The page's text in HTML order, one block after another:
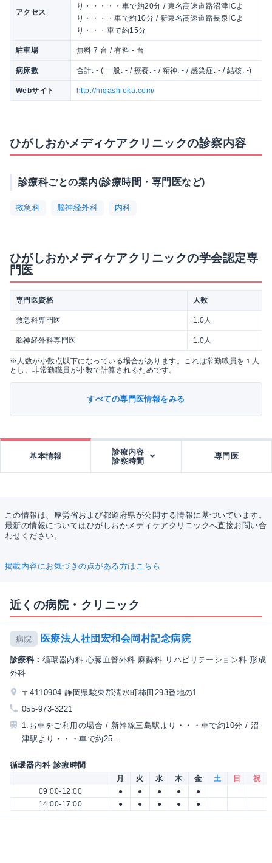
アクセス
り・・・・・車で約20分 / 東名高速道路沼津ICよ
り・・・・車で約10分 / 新東名高速道路長泉ICよ
り・・・車で約15分
駐車場 無料 7 台 / 有料 - 台
病床数 合計: - ( 一般: - / 療養: - / 精神: - / 感染症: - / 結核: -)
Webサイト http://higashioka.com/
ひがしおかメディケアクリニックの診察内容
診療科ごとの案内(診療時間・専門医など)
救急科 脳神経外科 内科
ひがしおかメディケアクリニックの学会認定専
門医
専門医資格 人数
救急科専門医 1.0人
脳神経外科専門医 1.0人
※人数が小数点以下になっている場合があります。これは常勤職員を１人
とし、非常勤職員が小数で計算されるためです。
すべての専門医情報をみる
基本情報
診療内容
診察時間
専門医
この情報は、厚労省および都道府県が公開する情報に基づいています。
最新の情報についてはひがしおかメディケアクリニックへ直接お問い合
わせください。
掲載内容にお気づきの点がある方はこちら
近くの病院・クリニック
病院 医療法人社団宏和会岡村記念病院
診療科： 循環器内科 心臓血管外科 麻酔科 リハビリテーション科 形成
外科
〒4110904 静岡県駿東郡清水町柿田293番地の1
055-973-3221
1.お車をご利用の場合 / 新幹線三島駅より・・・車で約10分 / 沼
津駅より・・・車で約25...
循環器内科 診療時間
月 火 水 木 金 土 日
祝
09:00-12:00
● ● ● ●
●
14:00-17:00
● ● ● ● ●